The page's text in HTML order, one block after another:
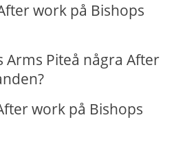
work på Bishops
Arms Piteå några After
work på Bishops